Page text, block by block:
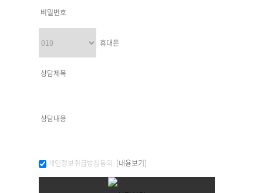
개인정보취급방침동의 [내용보기]